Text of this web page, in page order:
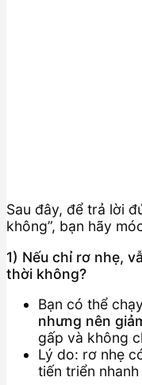
Sau đây, để trả lời
không”, bạn hãy
1) Nếu chỉ rơ nhẹ,
thời không?
Bạn có thể
nhưng nên
gấp và không
Lý do: rơ nhẹ
tiến triển